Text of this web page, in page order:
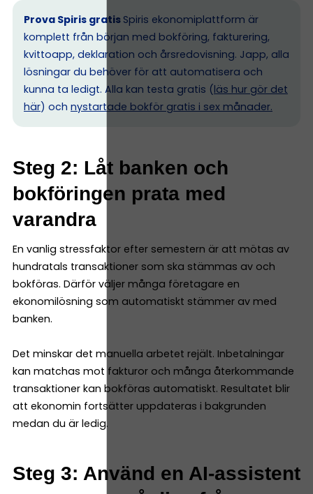
Prova Spiris gratis Spiris ekonomiplattform är
komplett från början med bokföring, fakturering,
kvittoapp, deklaration och årsredovisning. Japp, alla
lösningar du behöver för att automatisera och
kunna ta ledigt. Alla kan testa gratis (läs hur gör det
här) och nystartade bokför gratis i sex månader.
Steg 2: Låt banken och
bokföringen prata med
varandra
En vanlig stressfaktor efter semestern är att mötas av
hundratals transaktioner som ska stämmas av och
bokföras. Därför väljer många företagare en
ekonomilösning som automatiskt stämmer av med
banken.
Det minskar det manuella arbetet rejält. Inbetalningar
kan matchas mot fakturor och många återkommande
transaktioner kan bokföras automatiskt. Resultatet blir
att ekonomin fortsätter uppdateras i bakgrunden
medan du är ledig.
Steg 3: Använd en AI-assistent